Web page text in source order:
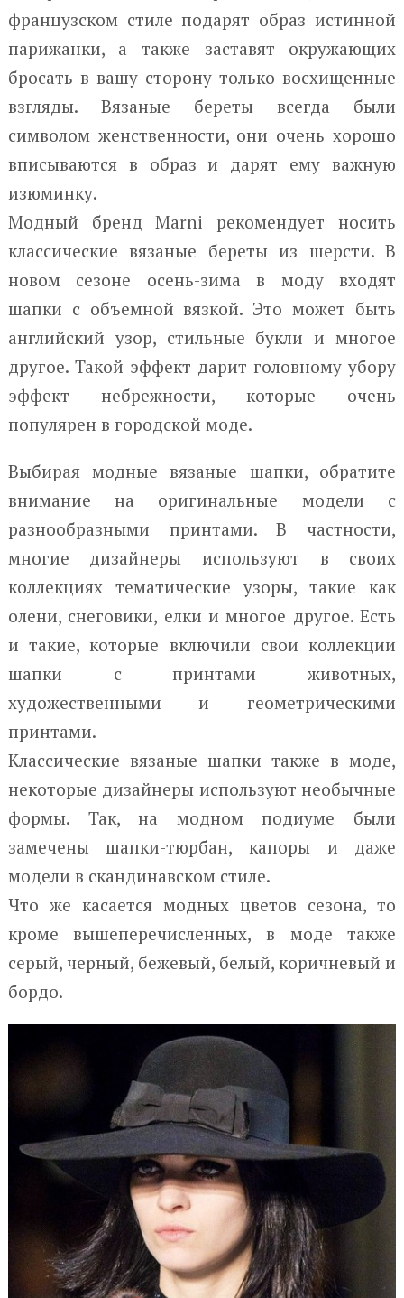
французском стиле подарят образ истинной
парижанки, а также заставят окружающих
бросать в вашу сторону только восхищенные
взгляды. Вязаные береты всегда были
символом женственности, они очень хорошо
вписываются в образ и дарят ему важную
изюминку.
Модный бренд Marni рекомендует носить
классические вязаные береты из шерсти. В
новом сезоне осень-зима в моду входят
шапки с объемной вязкой. Это может быть
английский узор, стильные букли и многое
другое. Такой эффект дарит головному убору
эффект небрежности, которые очень
популярен в городской моде.
Выбирая модные вязаные шапки, обратите
внимание на оригинальные модели с
разнообразными принтами. В частности,
многие дизайнеры используют в своих
коллекциях тематические узоры, такие как
олени, снеговики, елки и многое другое. Есть
и такие, которые включили свои коллекции
шапки с принтами животных,
художественными и геометрическими
принтами.
Классические вязаные шапки также в моде,
некоторые дизайнеры используют необычные
формы. Так, на модном подиуме были
замечены шапки-тюрбан, капоры и даже
модели в скандинавском стиле.
Что же касается модных цветов сезона, то
кроме вышеперечисленных, в моде также
серый, черный, бежевый, белый, коричневый и
бордо.